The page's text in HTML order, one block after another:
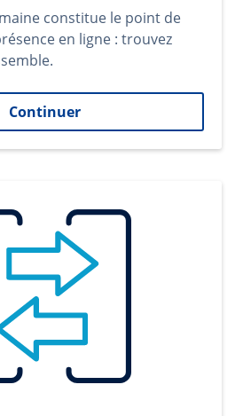
constitue le point de
en ligne : trouvez
Continuer